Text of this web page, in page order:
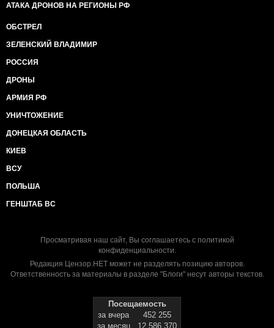
АТАКА ДРОНОВ НА РЕГИОНЫ РФ
ОБСТРЕЛ
ЗЕЛЕНСКИЙ ВЛАДИМИР
РОССИЯ
ДРОНЫ
АРМИЯ РФ
УНИЧТОЖЕНИЕ
ДОНЕЦКАЯ ОБЛАСТЬ
КИЕВ
ВСУ
ПОЛЬША
ГЕНШТАБ ВС
Просматривая наш сайт, Вы соглашаетесь с политикой
конфиденциальности.
Редакция Цензор.НЕТ может не разделять позицию авторов.
Ответственность за материалы в разделе "Блоги" несут авторы текстов.
Посещаемость
за вчера
452 255
за месяц
12 586 370